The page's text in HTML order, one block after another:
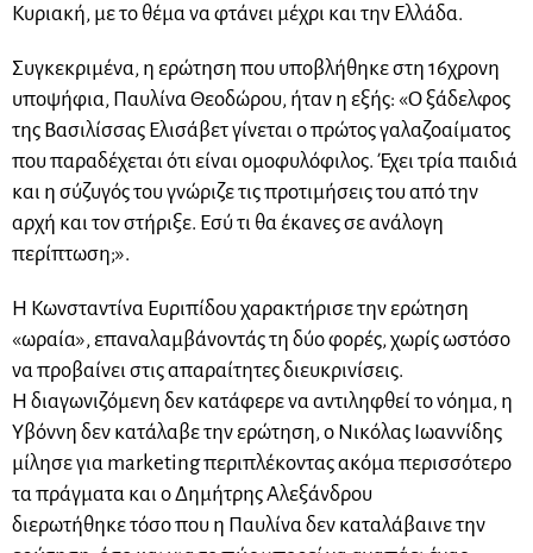
Κυριακή, με το θέμα να φτάνει μέχρι και την Ελλάδα.
Συγκεκριμένα, η ερώτηση που υποβλήθηκε στη 16χρονη
υποψήφια, Παυλίνα Θεοδώρου, ήταν η εξής: «Ο ξάδελφος
της Βασιλίσσας Ελισάβετ γίνεται ο πρώτος γαλαζοαίματος
που παραδέχεται ότι είναι ομοφυλόφιλος. Έχει τρία παιδιά
και η σύζυγός του γνώριζε τις προτιμήσεις του από την
αρχή και τον στήριξε. Εσύ τι θα έκανες σε ανάλογη
περίπτωση;».
Η Κωνσταντίνα Ευριπίδου χαρακτήρισε την ερώτηση
«ωραία», επαναλαμβάνοντάς τη δύο φορές, χωρίς ωστόσο
να προβαίνει στις απαραίτητες διευκρινίσεις.
Η διαγωνιζόμενη δεν κατάφερε να αντιληφθεί το νόημα, η
Υβόννη δεν κατάλαβε την ερώτηση, ο Νικόλας Ιωαννίδης
μίλησε για marketing περιπλέκοντας ακόμα περισσότερο
τα πράγματα και ο Δημήτρης Αλεξάνδρου
διερωτήθηκε τόσο που η Παυλίνα δεν καταλάβαινε την